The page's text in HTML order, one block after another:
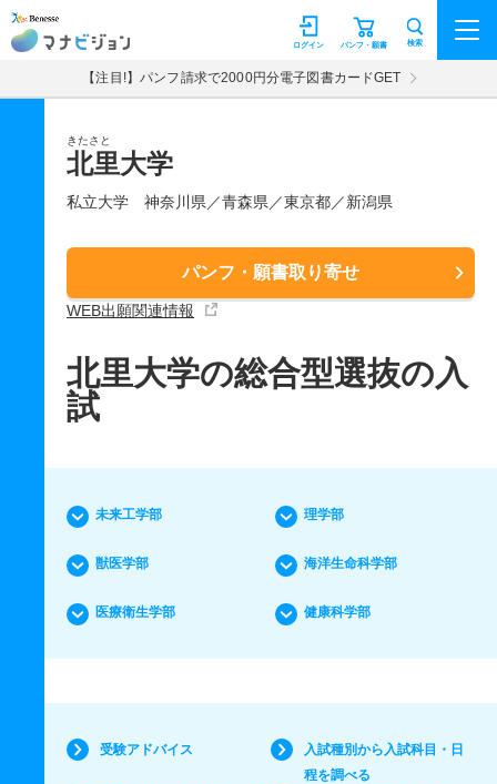
マナビジョン パンフ・願書
ログイン 検索
【注目!】パンフ請求で2000円分電子図書カードGET
きたさと
北里大学
私立大学 神奈川県／青森県／東京都／新潟県
パンフ・願書取り寄せ
WEB出願関連情報
北里大学の総合型選抜の入
試
未来工学部 理学部
獣医学部 海洋生命科学部
医療衛生学部 健康科学部
受験アドバイス
入試種別から入試科目・日
程を調べる